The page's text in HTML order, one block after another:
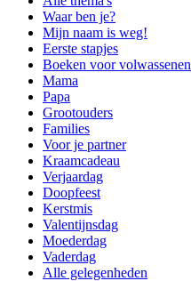
Waar ben je?
Mijn naam is weg!
Eerste stapjes
Boeken voor volwassenen
Mama
Papa
Grootouders
Families
Voor je partner
Kraamcadeau
Verjaardag
Doopfeest
Kerstmis
Valentijnsdag
Moederdag
Vaderdag
Alle gelegenheden